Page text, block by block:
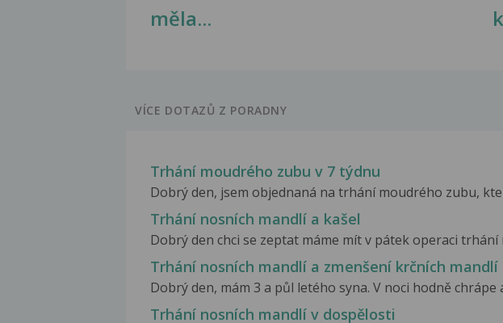
měla...
VÍCE DOTAZŮ Z PORADNY
Trhání moudrého zubu v 7 týdnu
Dobrý den, jsem objednaná na trhání moudrého zubu,
Trhání nosních mandlí a kašel
Dobrý den chci se zeptat máme mít v pátek operaci trhání
Trhání nosních mandlí a zmenšení krčních
Dobrý den, mám 3 a půl letého syna. V noci hodně chrápe
Trhání nosních mandlí v dospělosti